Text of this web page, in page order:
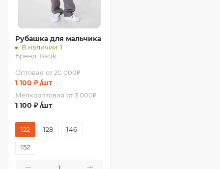
Рубашка для мальчика
В наличии: 1
Бренд: Batik
Оптовая от 20 000₽
1 100 ₽ /шт
Мелкооптовая от 3 000₽
1 100 ₽ /шт
122 128 146
152